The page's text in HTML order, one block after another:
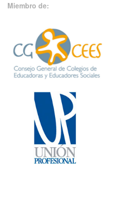
Miembro de: